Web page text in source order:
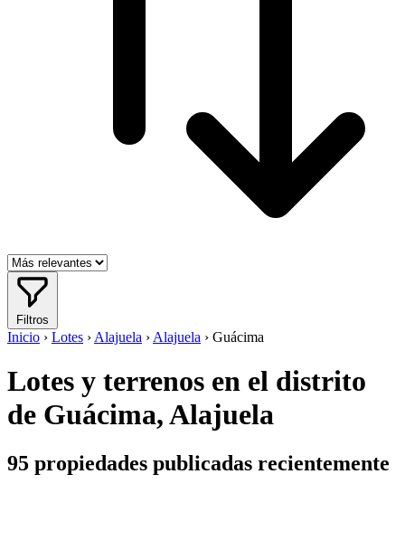
Filtros
Inicio › Lotes › Alajuela › Alajuela › Guácima
Lotes y terrenos en el distrito
de Guácima, Alajuela
95 propiedades publicadas recientemente